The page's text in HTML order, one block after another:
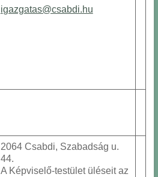
igazgatas@csabdi.hu
2064 Csabdi, Szabadság u.
44.
A Képviselő-testület üléseit az